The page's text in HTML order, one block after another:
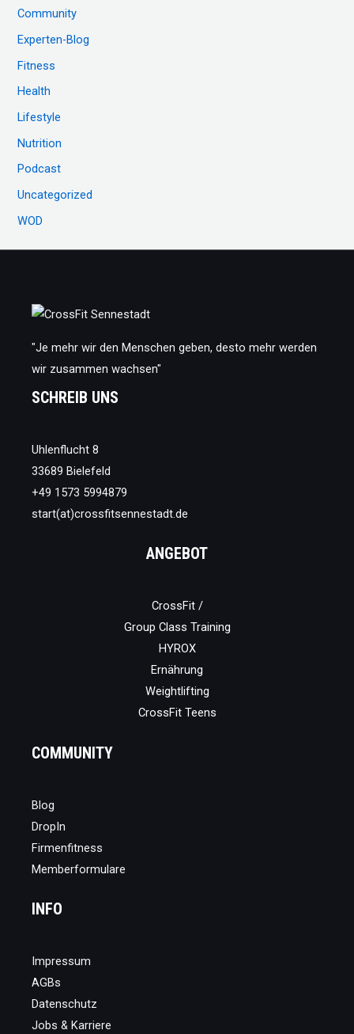
n
a
c
h
:
Community
Experten-Blog
Fitness
Health
Lifestyle
Nutrition
Podcast
Uncategorized
WOD
"Je mehr wir den Menschen geben, desto mehr werden
wir zusammen wachsen"
SCHREIB UNS
Uhlenflucht 8
33689 Bielefeld
+49 1573 5994879
start(at)crossfitsennestadt.de
ANGEBOT
CrossFit /
Group Class Training
HYROX
Ernährung
Weightlifting
CrossFit Teens
COMMUNITY
Blog
DropIn
Firmenfitness
Memberformulare
INFO
Impressum
AGBs
Datenschutz
Jobs & Karriere